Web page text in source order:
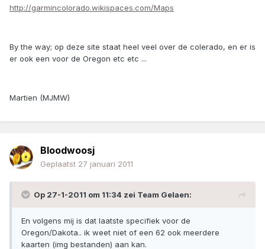
http://garmincolorado.wikispaces.com/Maps
By the way; op deze site staat heel veel over de colerado, en er is
er ook een voor de Oregon etc etc ...
Martien (MJMW)
Bloodwoosj
Geplaatst 27 januari 2011
Op 27-1-2011 om 11:34 zei Team Gelaen:
En volgens mij is dat laatste specifiek voor de
Oregon/Dakota.. ik weet niet of een 62 ook meerdere
kaarten (img bestanden) aan kan.